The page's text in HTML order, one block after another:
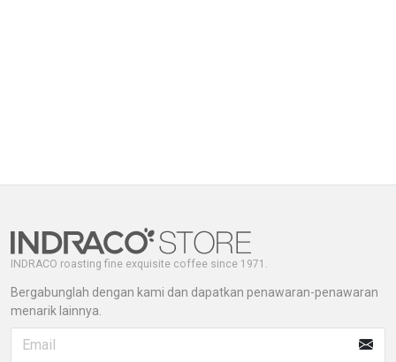
INDRACO roasting fine exquisite coffee since 1971.
Bergabunglah dengan kami dan dapatkan penawaran-penawaran
menarik lainnya.